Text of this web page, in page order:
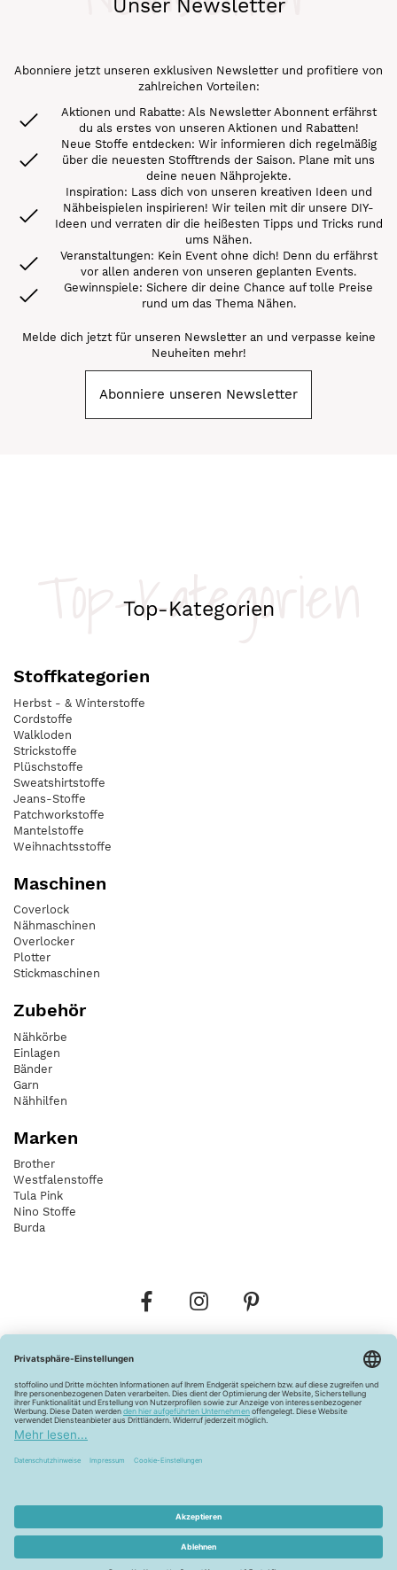
Unser Newsletter
Abonniere jetzt unseren exklusiven Newsletter und profitiere von
zahlreichen Vorteilen:
Aktionen und Rabatte: Als Newsletter Abonnent erfährst
du als erstes von unseren Aktionen und Rabatten!
Neue Stoffe entdecken: Wir informieren dich regelmäßig
über die neuesten Stofftrends der Saison. Plane mit uns
deine neuen Nähprojekte.
Inspiration: Lass dich von unseren kreativen Ideen und
Nähbeispielen inspirieren! Wir teilen mit dir unsere DIY-
Ideen und verraten dir die heißesten Tipps und Tricks rund
ums Nähen.
Veranstaltungen: Kein Event ohne dich! Denn du erfährst
vor allen anderen von unseren geplanten Events.
Gewinnspiele: Sichere dir deine Chance auf tolle Preise
rund um das Thema Nähen.
Melde dich jetzt für unseren Newsletter an und verpasse keine
Neuheiten mehr!
Abonniere unseren Newsletter
Top-Kategorien
Top-Kategorien
Stoffkategorien
Herbst - & Winterstoffe
Cordstoffe
Walkloden
Strickstoffe
Plüschstoffe
Sweatshirtstoffe
Jeans-Stoffe
Patchworkstoffe
Mantelstoffe
Weihnachtsstoffe
Maschinen
Coverlock
Nähmaschinen
Overlocker
Plotter
Stickmaschinen
Zubehör
Nähkörbe
Einlagen
Bänder
Garn
Nähhilfen
Marken
Brother
Westfalenstoffe
Tula Pink
Nino Stoffe
Burda
Widerrufsbelehrung Vertrag widerrufen
Barrierefreiheitserklärung
Pflegehinweise